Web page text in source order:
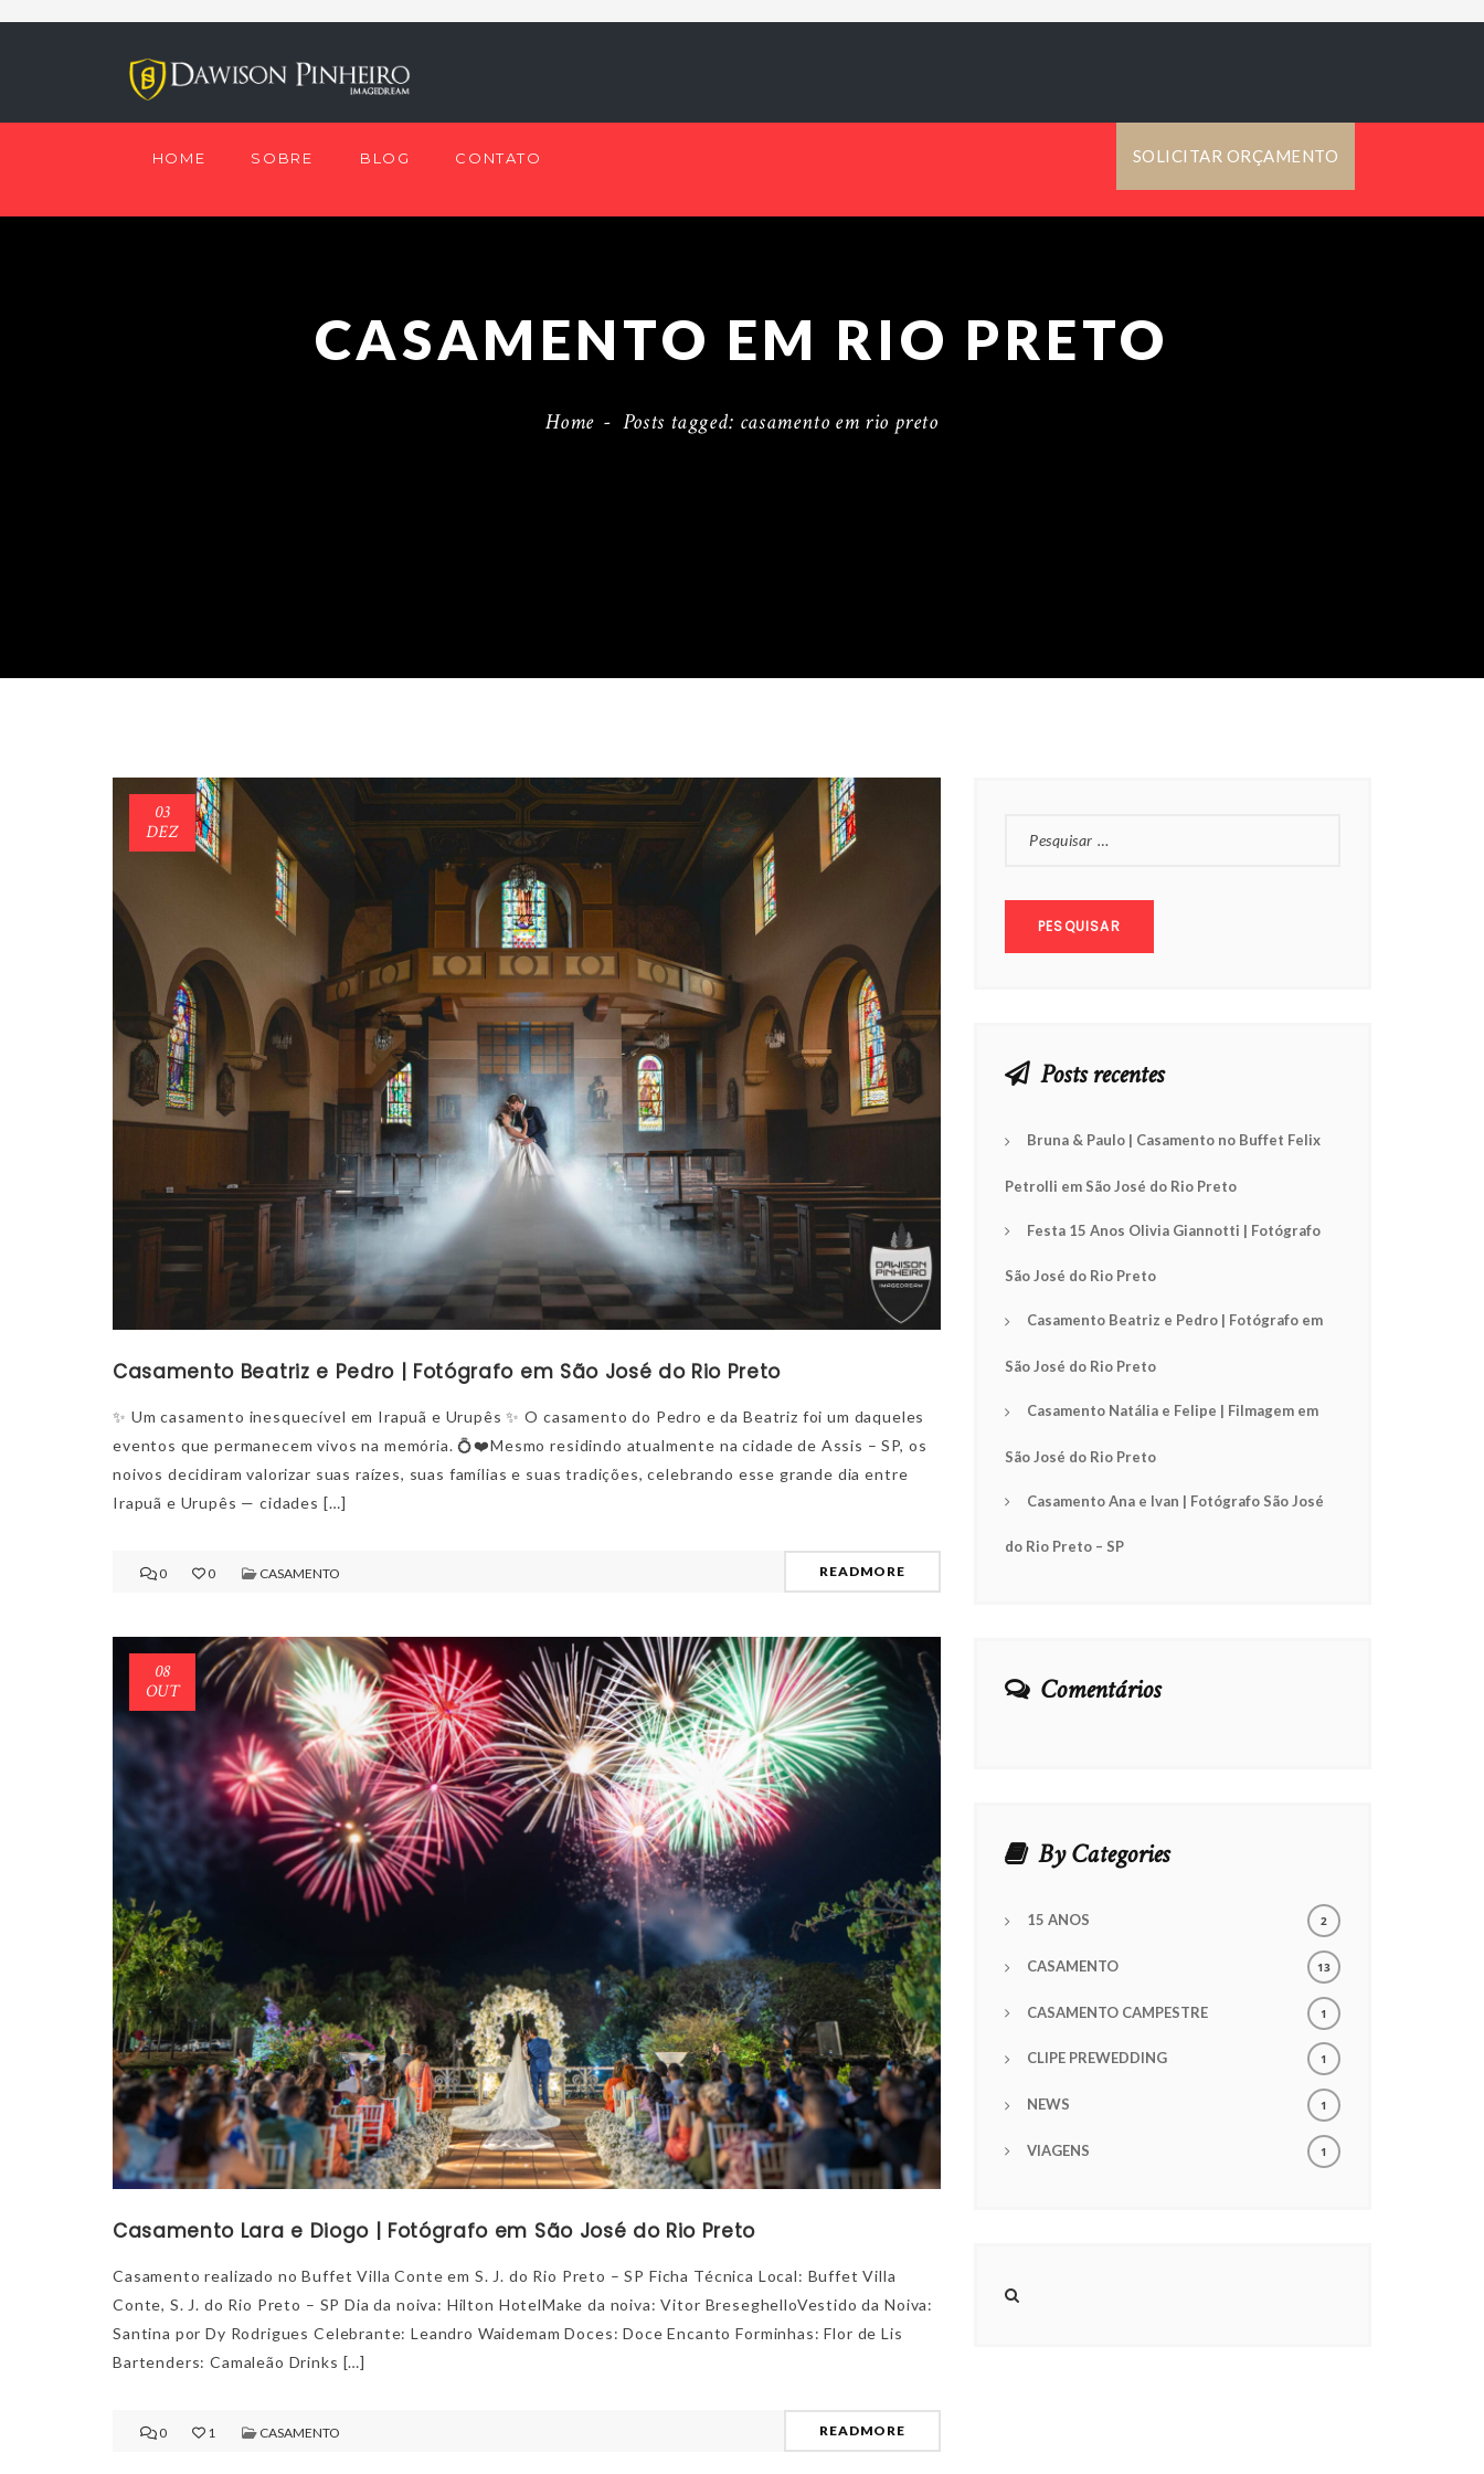
HOME SOBRE BLOG CONTATO SOLICITAR ORÇAMENTO
CASAMENTO EM RIO PRETO
Home - Posts tagged: casamento em rio preto
03
DEZ
Casamento Beatriz e Pedro | Fotógrafo em São José do Rio Preto
✨ Um casamento inesquecível em Irapuã e Urupês ✨ O casamento do Pedro e da Beatriz foi um daqueles
eventos que permanecem vivos na memória. 💍❤️Mesmo residindo atualmente na cidade de Assis – SP, os
noivos decidiram valorizar suas raízes, suas famílias e suas tradições, celebrando esse grande dia entre
Irapuã e Urupês — cidades […]
0 0 CASAMENTO READMORE
08
OUT
Casamento Lara e Diogo | Fotógrafo em São José do Rio Preto
Casamento realizado no Buffet Villa Conte em S. J. do Rio Preto – SP Ficha Técnica Local: Buffet Villa
Conte, S. J. do Rio Preto – SP Dia da noiva: Hilton HotelMake da noiva: Vitor BreseghelloVestido da Noiva:
Santina por Dy Rodrigues Celebrante: Leandro Waidemam Doces: Doce Encanto Forminhas: Flor de Lis
Bartenders: Camaleão Drinks […]
0 1 CASAMENTO READMORE
Posts recentes
Bruna & Paulo | Casamento no Buffet Felix
Petrolli em São José do Rio Preto
Festa 15 Anos Olivia Giannotti | Fotógrafo
São José do Rio Preto
Casamento Beatriz e Pedro | Fotógrafo em
São José do Rio Preto
Casamento Natália e Felipe | Filmagem em
São José do Rio Preto
Casamento Ana e Ivan | Fotógrafo São José
do Rio Preto – SP
Comentários
By Categories
15 ANOS 2
CASAMENTO 13
CASAMENTO CAMPESTRE 1
CLIPE PREWEDDING 1
NEWS 1
VIAGENS 1